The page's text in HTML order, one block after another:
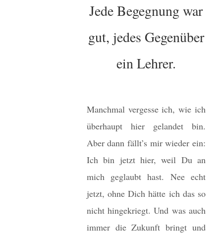
Jede Begegnung war
gut, jedes Gegenüber
ein Lehrer.
Manchmal vergesse ich, wie ich
überhaupt hier gelandet bin.
Aber dann fällt’s mir wieder ein:
Ich bin jetzt hier, weil Du an
mich geglaubt hast. Nee echt
jetzt, ohne Dich hätte ich das so
nicht hingekriegt. Und was auch
immer die Zukunft bringt und